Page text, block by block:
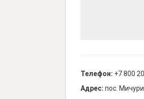
Телефон: +7 800
Адрес: пос.